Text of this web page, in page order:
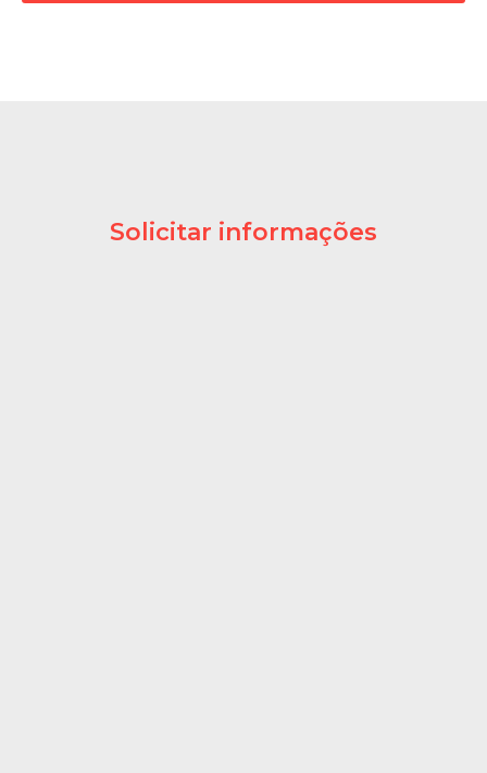
Solicitar informações